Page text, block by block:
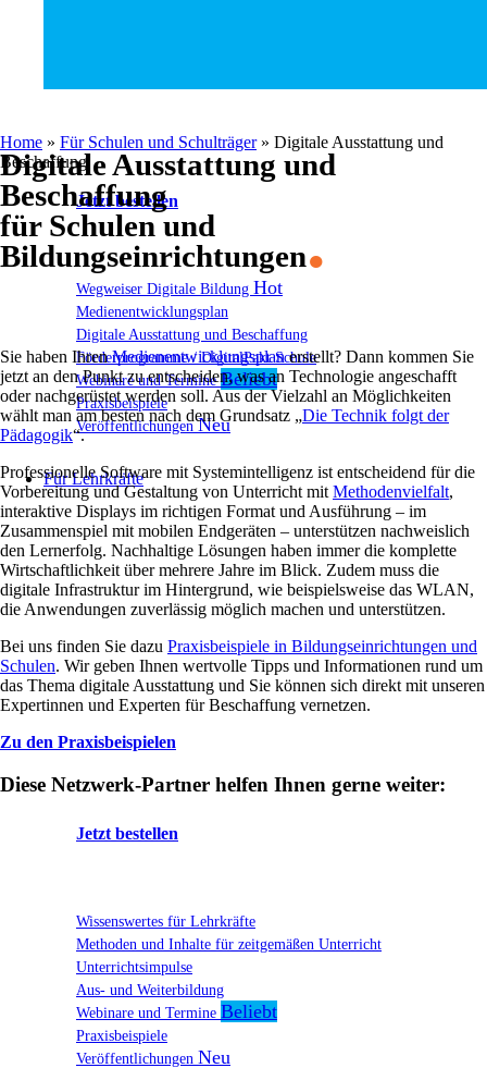
Jetzt bestellen
Wegweiser Digitale Bildung
Medienentwicklungsplan
Digitale Ausstattung und Beschaffung
Förderprogramme / DigitalPakt Schule
Webinare und Termine
Praxisbeispiele
Veröffentlichungen
Für Lehrkräfte
Jetzt bestellen
Wissenswertes für Lehrkräfte
Methoden und Inhalte für zeitgemäßen Unterricht
Unterrichtsimpulse
Aus- und Weiterbildung
Webinare und Termine
Praxisbeispiele
Veröffentlichungen
Home » Für Schulen und Schulträger» Digitale Ausstattung und
Beschaffung
Digitale Ausstattung und
Beschaffung
für Schulen und
Bildungseinrichtungen.
Sie haben IhrenMedienentwicklungsplanerstellt? Dann kommen Sie
jetzt an den Punkt zu entscheiden, was an Technologie angeschafft
oder nachgerüstet werden soll. Aus der Vielzahl an Möglichkeiten
wählt man am besten nach dem Grundsatz „Die Technik folgt der
Pädagogik“.
Professionelle Software mit Systemintelligenz ist entscheidend für die
Vorbereitung und Gestaltung von Unterricht mit Methodenvielfalt,
interaktive Displays im richtigen Format und Ausführung – im
Zusammenspiel mit mobilen Endgeräten – unterstützen nachweislich
den Lernerfolg. Nachhaltige Lösungen haben immer die komplette
Wirtschaftlichkeit über mehrere Jahre im Blick. Zudem muss die
digitale Infrastruktur im Hintergrund, wie beispielsweise das WLAN,
die Anwendungen zuverlässig möglich machen und unterstützen.
Bei uns finden Sie dazu Praxisbeispiele in Bildungseinrichtungen und
Schulen. Wir geben Ihnen wertvolle Tipps und Informationen rund um
das Thema digitale Ausstattung und Sie können sich direkt mit unseren
Expertinnen und Experten für Beschaffung vernetzen.
Zu den Praxisbeispielen
Diese Netzwerk-Partner helfen Ihnen gerne weiter: